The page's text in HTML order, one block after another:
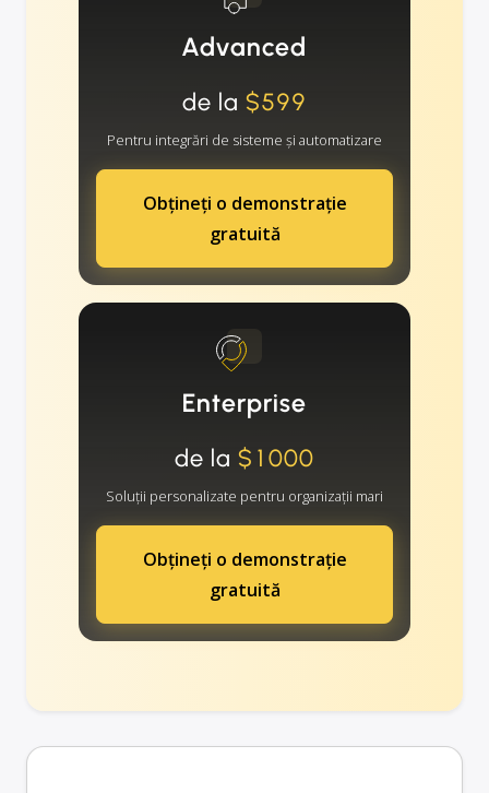
Advanced
de la $599
Pentru integrări de sisteme și automatizare
Obțineți o demonstrație
gratuită
Enterprise
de la $1000
Soluții personalizate pentru organizații mari
Obțineți o demonstrație
gratuită